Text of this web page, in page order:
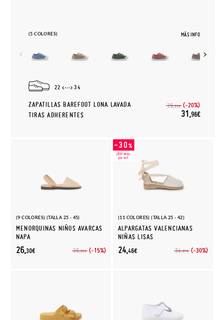
(5 COLORES) MÁS INFO
22 34
ZAPATILLAS BAREFOOT LONA LAVADA
TIRAS ADHERENTES
39,95€ (-20%)
31,96€
(9 COLORES) (TALLA 25 - 45)
MENORQUINAS NIÑOS AVARCAS
NAPA
30,95€ (-15%)
26,30€
(11 COLORES) (TALLA 25 - 42)
ALPARGATAS VALENCIANAS
NIÑAS LISAS
34,95€ (-30%)
24,46€